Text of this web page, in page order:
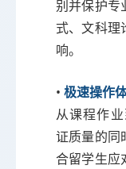
别并保护专
式、文科理
响。
• 极速操作
从课程作
证质量的同
合留学生应